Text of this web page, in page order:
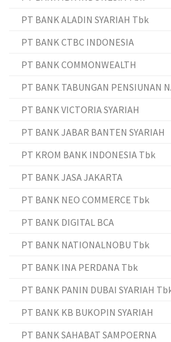
PT BANK ALADIN SYARIAH Tbk
PT BANK CTBC INDONESIA
PT BANK COMMONWEALTH
PT BANK TABUNGAN PENSIUNAN
PT BANK VICTORIA SYARIAH
PT BANK JABAR BANTEN SYARIAH
PT KROM BANK INDONESIA Tbk
PT BANK JASA JAKARTA
PT BANK NEO COMMERCE Tbk
PT BANK DIGITAL BCA
PT BANK NATIONALNOBU Tbk
PT BANK INA PERDANA Tbk
PT BANK PANIN DUBAI SYARIAH
PT BANK KB BUKOPIN SYARIAH
PT BANK SAHABAT SAMPOERNA